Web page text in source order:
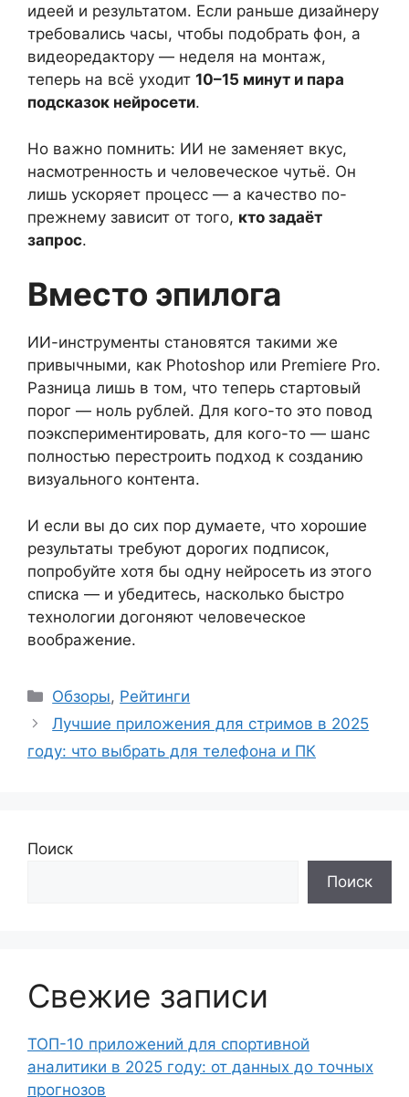
идеей и результатом. Если раньше дизайнеру
требовались часы, чтобы подобрать фон, а
видеоредактору — неделя на монтаж,
теперь на всё уходит 10–15 минут и пара
подсказок нейросети.
Но важно помнить: ИИ не заменяет вкус,
насмотренность и человеческое чутьё. Он
лишь ускоряет процесс — а качество по-
прежнему зависит от того, кто задаёт
запрос.
Вместо эпилога
ИИ-инструменты становятся такими же
привычными, как Photoshop или Premiere Pro.
Разница лишь в том, что теперь стартовый
порог — ноль рублей. Для кого-то это повод
поэкспериментировать, для кого-то — шанс
полностью перестроить подход к созданию
визуального контента.
И если вы до сих пор думаете, что хорошие
результаты требуют дорогих подписок,
попробуйте хотя бы одну нейросеть из этого
списка — и убедитесь, насколько быстро
технологии догоняют человеческое
воображение.
Рубрики
Обзоры, Рейтинги
Лучшие приложения для стримов в 2025
году: что выбрать для телефона и ПК
Поиск
Поиск
Свежие записи
ТОП-10 приложений для спортивной
аналитики в 2025 году: от данных до точных
прогнозов